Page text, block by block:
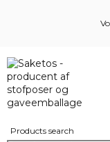
Products search